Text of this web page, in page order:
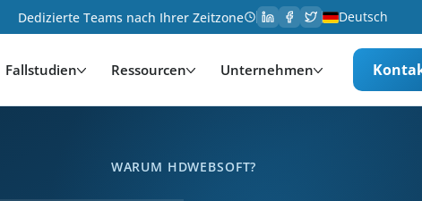
Dedizierte Teams nach Ihrer Zeitzone Deutsch
Fallstudien Ressourcen Unternehmen
WARUM HDWEBSOFT?